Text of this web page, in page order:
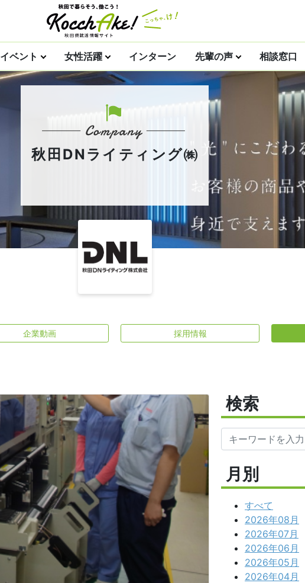
イベント 女性活躍 インターン 先輩の声 相談窓口
秋田DNライティング㈱
企業動画 採用情報
検索
月別
すべて
2026年08月
2026年07月
2026年06月
2026年05月
2026年04月